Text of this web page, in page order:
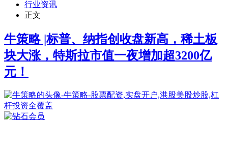
行业资讯
正文
牛策略 |标普、纳指创收盘新高，稀土板
块大涨，特斯拉市值一夜增加超3200亿
元！